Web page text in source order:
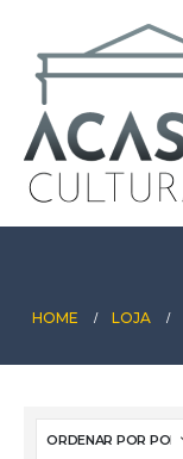
HOME LOJA